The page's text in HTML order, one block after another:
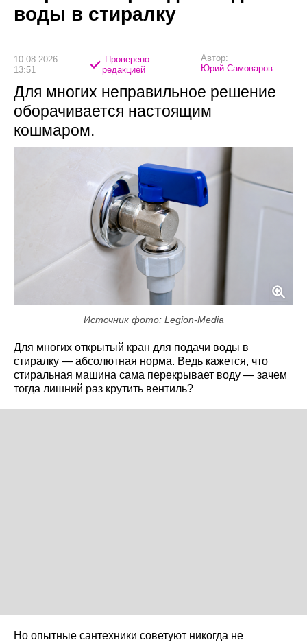
воды в стиралку
10.08.2026
13:51
Проверено
редакцией
Автор:
Юрий Самоваров
Для многих неправильное решение
оборачивается настоящим
кошмаром.
Источник фото: Legion-Media
Для многих открытый кран для подачи воды в
стиралку — абсолютная норма. Ведь кажется, что
стиральная машина сама перекрывает воду — зачем
тогда лишний раз крутить вентиль?
Но опытные сантехники советуют никогда не